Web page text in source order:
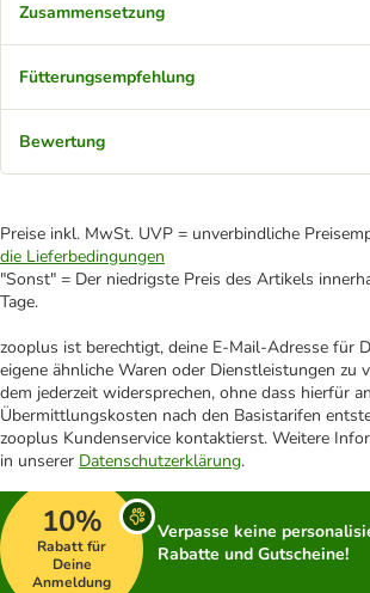
Zusammensetzung
Fütterungsempfehlung
Bewertung
Preise inkl. MwSt. UVP = unverbindliche
die Lieferbedingungen
"Sonst" = Der niedrigste Preis des Artikels
Tage.
zooplus ist berechtigt, deine E-Mail-Adresse für
eigene ähnliche Waren oder Dienstleistungen zu
dem jederzeit widersprechen, ohne dass hierfür
Übermittlungskosten nach den Basistarifen
zooplus Kundenservice kontaktierst. Weitere
in unserer Datenschutzerklärung.
10%
Rabatt für
Deine
Anmeldung
Verpasse keine
Rabatte und Gutscheine!